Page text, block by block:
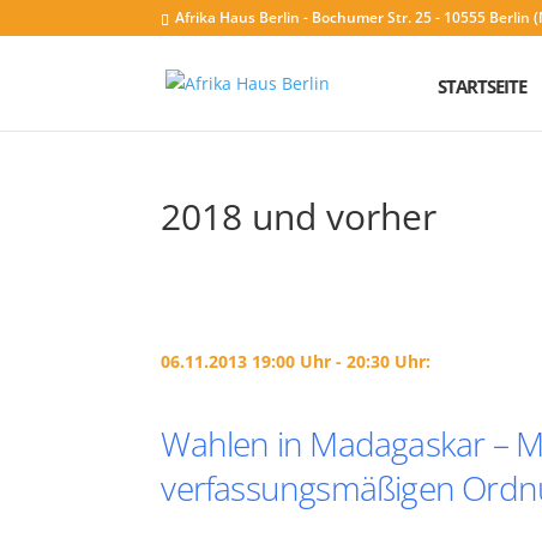
Afrika Haus Berlin - Bochumer Str. 25 - 10555 Berlin
STARTSEITE
2018 und vorher
06.11.2013 19:00 Uhr - 20:30 Uhr:
Wahlen in Madagaskar –
verfassungsmäßigen